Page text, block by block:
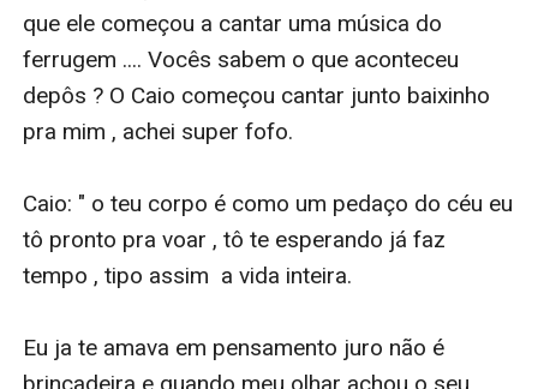
que ele começou a cantar uma música do
ferrugem .... Vocês sabem o que aconteceu
depôs ? O Caio começou cantar junto baixinho
pra mim , achei super fofo.
Caio: " o teu corpo é como um pedaço do céu eu
tô pronto pra voar , tô te esperando já faz
tempo , tipo assim  a vida inteira.
Eu ja te amava em pensamento juro não é